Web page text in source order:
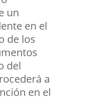
un
en el
de los
del
a
en el